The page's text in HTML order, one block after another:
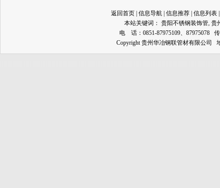
返回首页 | 信息导航 | 信息推荐 | 信息列表
本站关键词： 贵阳不锈钢装饰管 贵
电 话：0851-87975109、87975078
Copyright 贵州华冶钢联管材有限公